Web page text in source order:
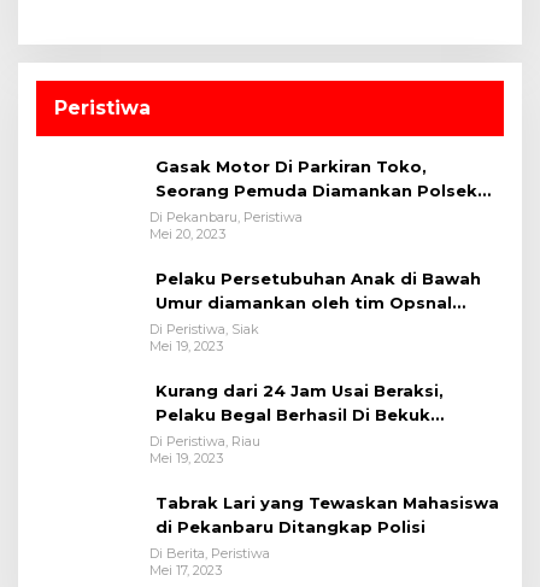
Peristiwa
Gasak Motor Di Parkiran Toko,
Seorang Pemuda Diamankan Polsek
Bukit Raya
Di Pekanbaru, Peristiwa
Mei 20, 2023
Pelaku Persetubuhan Anak di Bawah
Umur diamankan oleh tim Opsnal
Polsek Tualang-Polres Siak-Polda Riau
Di Peristiwa, Siak
Mei 19, 2023
Kurang dari 24 Jam Usai Beraksi,
Pelaku Begal Berhasil Di Bekuk
Satreskrim Polres Kuansing
Di Peristiwa, Riau
Mei 19, 2023
Tabrak Lari yang Tewaskan Mahasiswa
di Pekanbaru Ditangkap Polisi
Di Berita, Peristiwa
Mei 17, 2023